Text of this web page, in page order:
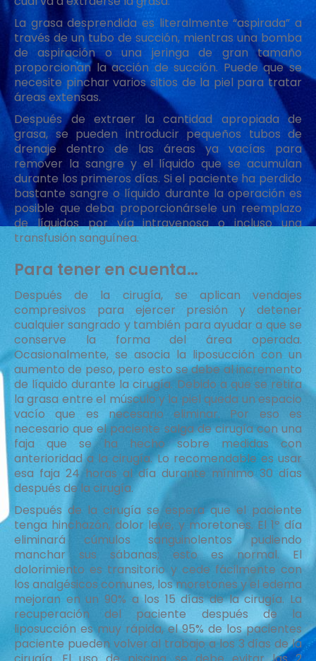
La grasa desprendida es literalmente “aspirada” a
través de un tubo de succión, mientras una bomba
de aspiración o una jeringa de gran tamaño
proporcionan la acción de succión. Puede que se
necesite pinchar varios sitios de la piel para tratar
áreas extensas.
Después de extraer la cantidad apropiada de
grasa, se pueden introducir pequeños tubos de
drenaje dentro de las áreas ya vacías para
remover la sangre y el líquido que se acumulan
durante los primeros días. Si el paciente ha perdido
bastante sangre o líquido durante la operación es
posible que deba proporcionársele un reemplazo
de líquidos por vía intravenosa o incluso una
transfusión sanguínea.
Para tener en cuenta…
Después de la cirugía, se aplican vendajes
compresivos para ejercer presión y detener
cualquier sangrado y también para ayudar a que se
conserve la forma del área operada.
Ocasionalmente, se asocia la liposucción con un
aumento de peso, pero esto se debe al incremento
de líquido durante la cirugía. Debido a que se retira
la grasa entre el músculo y la piel queda un espacio
vacío que es necesario eliminar. Por eso es
necesario que el paciente salga de cirugía con una
faja que se ha hecho sobre medidas con
anterioridad a la cirugía. Lo recomendable es usar
esa faja 24 horas al día durante mínimo 30 días
después de la cirugía.
Después de la cirugía se espera que el paciente
tenga hinchazón, dolor leve, y moretones. El 1º día
eliminará cúmulos sanguinolentos pudiendo
manchar sus sábanas; esto es normal. El
dolorimiento es transitorio y cede fácilmente con
los analgésicos comunes, los moretones y el edema
mejoran en un 90% a los 15 días de la cirugía. La
recuperación del paciente después de la
liposucción es muy rápida, el 95% de los pacientes
paciente pueden volver al trabajo a los 3 días de la